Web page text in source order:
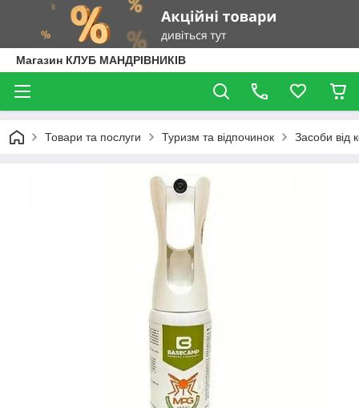
Магазин КЛУБ МАНДРІВНИКІВ
Товари та послуги Туризм та відпочинок Засоби від